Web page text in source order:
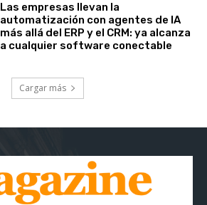
Las empresas llevan la
automatización con agentes de IA
más allá del ERP y el CRM: ya alcanza
a cualquier software conectable
Cargar más